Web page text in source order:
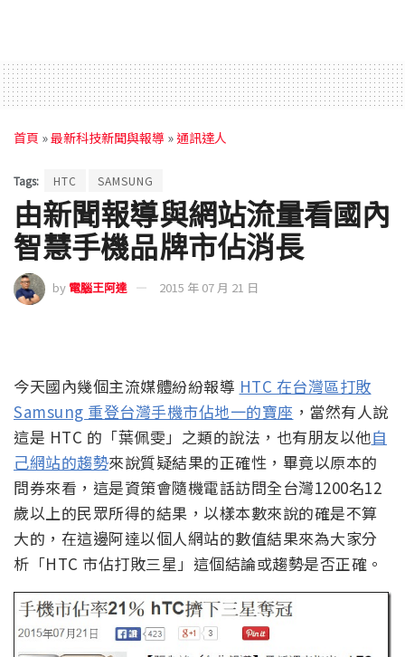
首頁 »最新科技新聞與報導 »通訊達人
Tags: HTC SAMSUNG
由新聞報導與網站流量看國內
智慧手機品牌市佔消長
by 電腦王阿達 2015 年 07 月 21 日
今天國內幾個主流媒體紛紛報導 HTC 在台灣區打敗
Samsung 重登台灣手機市佔地一的寶座 ，當然有人說
這是 HTC 的「葉佩雯」之類的說法，也有朋友以他自
己網站的趨勢來說質疑結果的正確性，畢竟以原本的
問券來看，這是資策會隨機電話訪問全台灣1200名12
歲以上的民眾所得的結果，以樣本數來說的確是不算
大的，在這邊阿達以個人網站的數值結果來為大家分
析「HTC 市佔打敗三星」這個結論或趨勢是否正確。